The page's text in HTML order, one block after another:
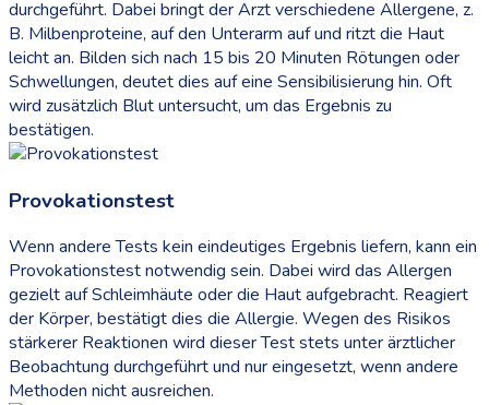
durchgeführt. Dabei bringt der Arzt verschiedene Allergene, z.
B. Milbenproteine, auf den Unterarm auf und ritzt die Haut
leicht an. Bilden sich nach 15 bis 20 Minuten Rötungen oder
Schwellungen, deutet dies auf eine Sensibilisierung hin. Oft
wird zusätzlich Blut untersucht, um das Ergebnis zu
bestätigen.
Provokationstest
Wenn andere Tests kein eindeutiges Ergebnis liefern, kann ein
Provokationstest notwendig sein. Dabei wird das Allergen
gezielt auf Schleimhäute oder die Haut aufgebracht. Reagiert
der Körper, bestätigt dies die Allergie. Wegen des Risikos
stärkerer Reaktionen wird dieser Test stets unter ärztlicher
Beobachtung durchgeführt und nur eingesetzt, wenn andere
Methoden nicht ausreichen.